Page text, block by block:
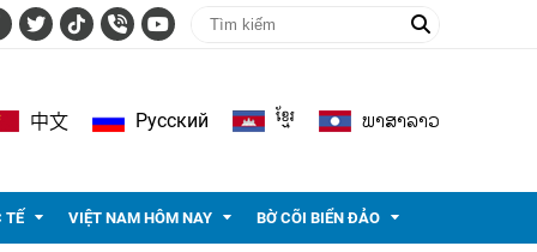
中文 Pусский ខ្មែរ ພາ​ສາ​ລາວ
TẾ VIỆT NAM HÔM NAY BỜ CÕI BIỂN ĐẢO